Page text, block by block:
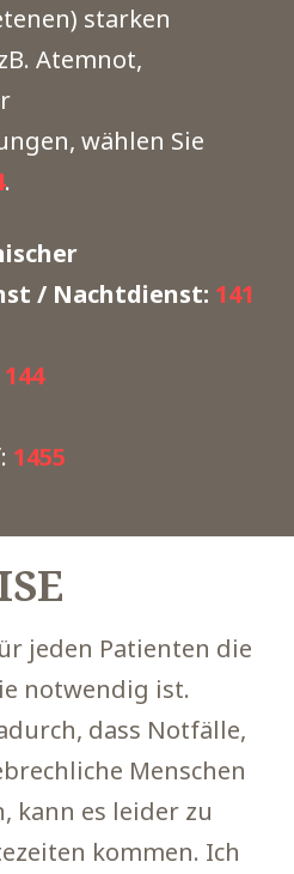
starken
Atemnot,
wählen Sie
.
/ Nachtdienst: 141
144
1455
jeden Patienten die
notwendig ist.
dass Notfälle,
Menschen
kann es leider zu
kommen. Ich